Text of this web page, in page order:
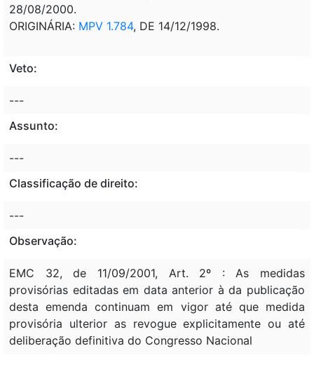
28/08/2000.
ORIGINÁRIA: MPV 1.784, DE 14/12/1998.
Veto:
---
Assunto:
---
Classificação de direito:
---
Observação:
EMC 32, de 11/09/2001, Art. 2º : As medidas
provisórias editadas em data anterior à da publicação
desta emenda continuam em vigor até que medida
provisória ulterior as revogue explicitamente ou até
deliberação definitiva do Congresso Nacional